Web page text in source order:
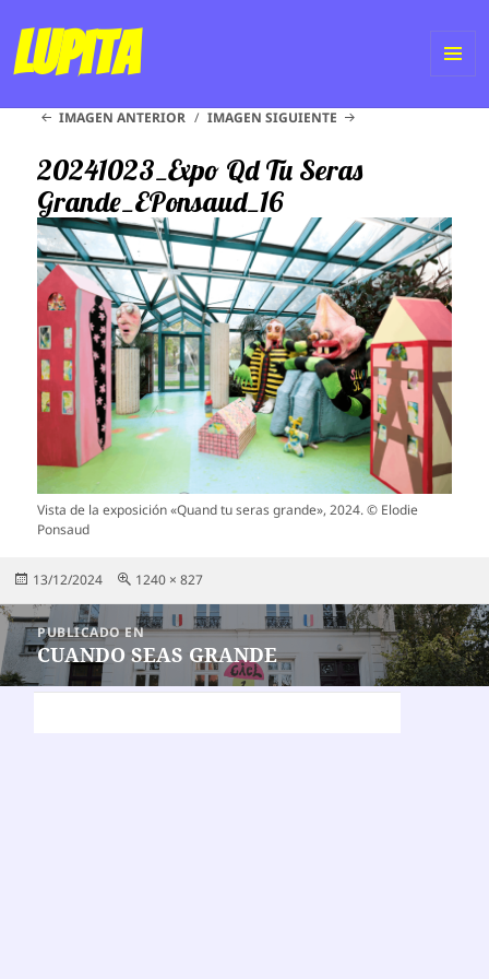
Lupita
IMAGEN ANTERIOR IMAGEN SIGUIENTE
20241023_Expo Qd Tu Seras
Grande_EPonsaud_16
Vista de la exposición «Quand tu seras grande», 2024. © Elodie
Ponsaud
Publicado
13/12/2024
Tamaño
1240 × 827
Navegación
de
entradas
PUBLICADO EN
CUANDO SEAS GRANDE